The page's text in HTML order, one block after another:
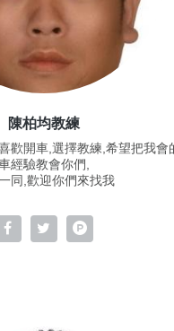
陳柏均教練
歡開車,選擇教練,希望把我會
經驗教會你們,
同,歡迎你們來找我